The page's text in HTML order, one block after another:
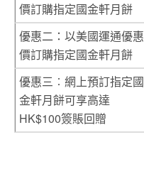
價訂購指定國金軒月餅
優惠二：以美國運通優惠
價訂購指定國金軒月餅
優惠三︰網上預訂指定國
金軒月餅可享高達
HK$100簽賬回贈